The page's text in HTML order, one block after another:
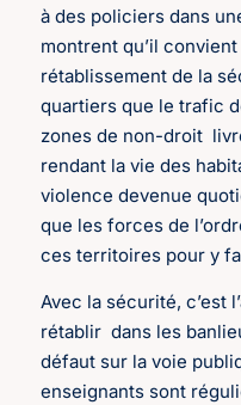
à des policiers dans
montrent qu’il
rétablissement de la
quartiers que le trafic
zones de non-droit
rendant la vie des
violence devenue
que les forces de
ces territoires pour y
Avec la sécurité, c’est
rétablir dans les
défaut sur la voie
enseignants sont